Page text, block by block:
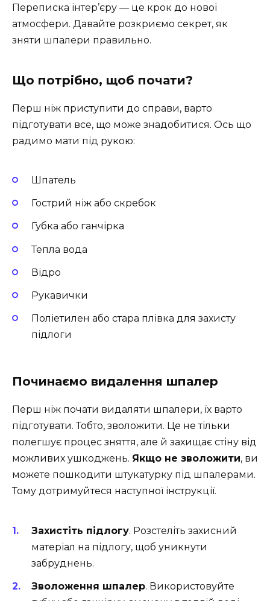
Переписка інтер’єру — це крок до нової
атмосфери. Давайте розкриємо секрет, як
зняти шпалери правильно.
Що потрібно, щоб почати?
Перш ніж приступити до справи, варто
підготувати все, що може знадобитися. Ось що
радимо мати під рукою:
Шпатель
Гострий ніж або скребок
Губка або ганчірка
Тепла вода
Відро
Рукавички
Поліетилен або стара плівка для захисту
підлоги
Починаємо видалення шпалер
Перш ніж почати видаляти шпалери, їх варто
підготувати. Тобто, зволожити. Це не тільки
полегшує процес зняття, але й захищає стіну від
можливих ушкоджень. Якщо не зволожити, ви
можете пошкодити штукатурку під шпалерами.
Тому дотримуйтеся наступної інструкції.
Захистіть підлогу. Розстеліть захисний
матеріал на підлогу, щоб уникнути
забруднень.
Зволоження шпалер. Використовуйте